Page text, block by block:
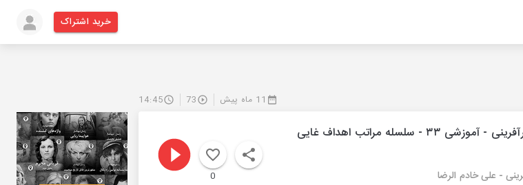
خرید اشتراک
11 ماه پیش 73
14:45
پادکست رادیو کارآفرینی - آموزشی ۳۳ - سلسله مراتب اهداف غایی
- علی خادم الرضا 0